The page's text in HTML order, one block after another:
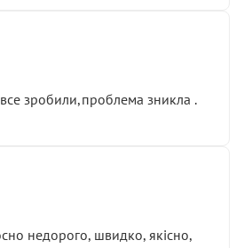
зробили,проблема зникла .
недорого, швидко, якісно,